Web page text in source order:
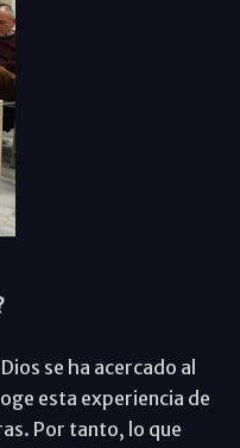
se ha acercado al
esta experiencia de
Por tanto, lo que